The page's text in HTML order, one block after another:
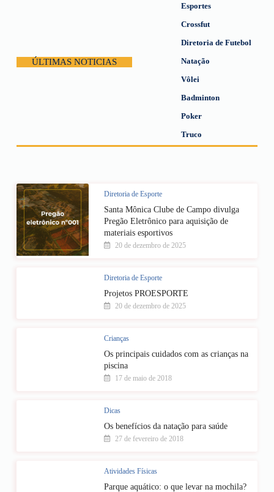
ÚLTIMAS NOTICIAS
Esportes
Crossfut
Diretoria de Futebol
Natação
Vôlei
Badminton
Poker
Truco
Diretoria de Esporte
Santa Mônica Clube de Campo divulga
Pregão Eletrônico para aquisição de
materiais esportivos
20 de dezembro de 2025
Diretoria de Esporte
Projetos PROESPORTE
20 de dezembro de 2025
Crianças
Os principais cuidados com as crianças na
piscina
17 de maio de 2018
Dicas
Os benefícios da natação para saúde
27 de fevereiro de 2018
Atividades Físicas
Parque aquático: o que levar na mochila?